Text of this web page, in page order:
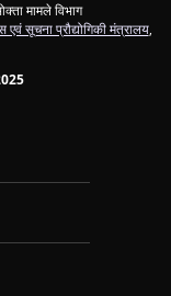
मामले विभाग
एवं सूचना प्रौद्योगिकी मंत्रालय,